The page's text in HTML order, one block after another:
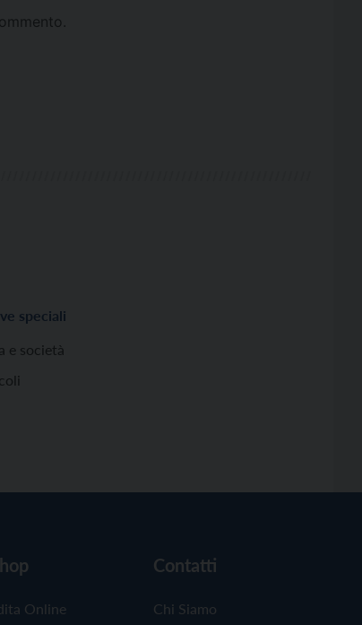
speciali
e società
Online
Contatti
Chi Siamo